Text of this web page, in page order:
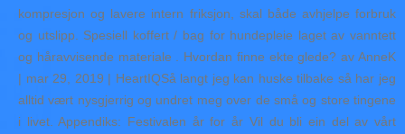
kompresjon og lavere intern friksjon, skal både avhjelpe forbruk
og utslipp. Spesiell koffert / bag for hundepleie laget av vanntett
og håravvisende materiale . Hvordan finne ekte glede? av AnneK
| mar 29, 2019 | HeartIQSå langt jeg kan huske tilbake så har jeg
alltid vært nysgjerrig og undret meg over de små og store tingene
i livet. Appendiks: Festivalen år for år Vil du bli ein del av vårt